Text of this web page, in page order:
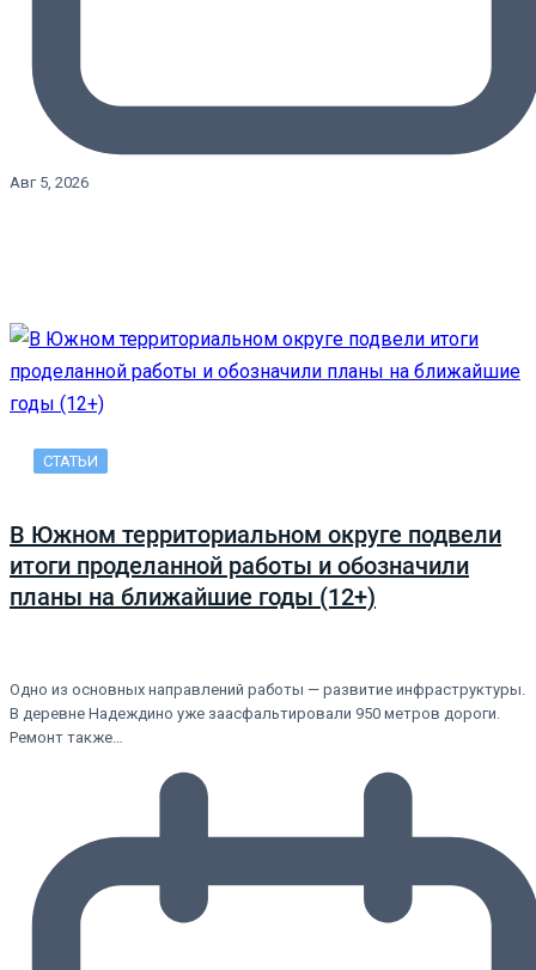
Авг 5, 2026
СТАТЬИ
В Южном территориальном округе подвели
итоги проделанной работы и обозначили
планы на ближайшие годы (12+)
Одно из основных направлений работы — развитие инфраструктуры.
В деревне Надеждино уже заасфальтировали 950 метров дороги.
Ремонт также…